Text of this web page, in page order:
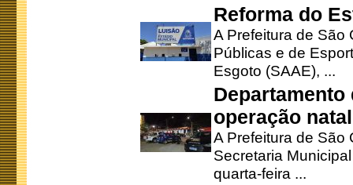
Reforma do
A Prefeitura de São
Públicas e de
Esgoto (SAAE), ...
operação
A Prefeitura de São
Secretaria
quarta-feira ...